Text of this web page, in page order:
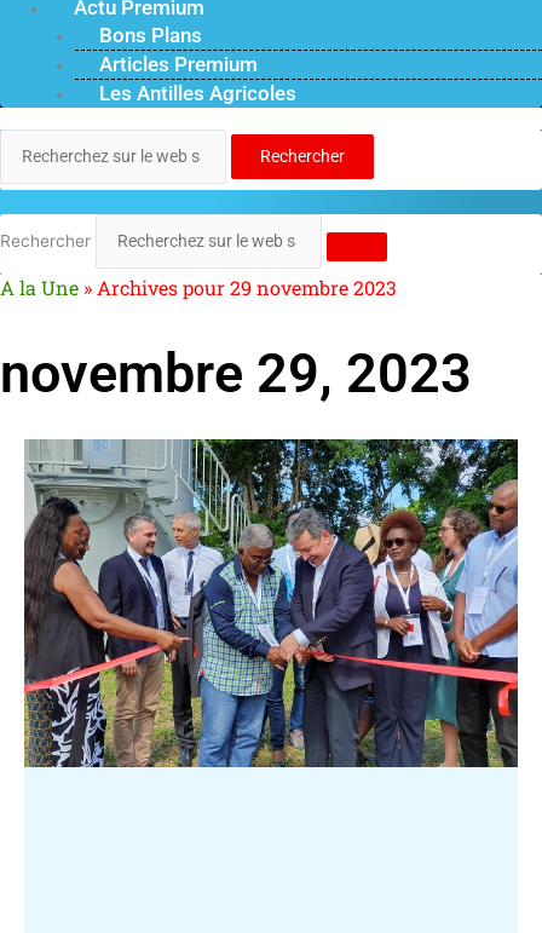
Actu Premium
Bons Plans
Articles Premium
Les Antilles Agricoles
Rechercher
Rechercher
A la Une »Archives pour 29 novembre 2023
novembre 29, 2023